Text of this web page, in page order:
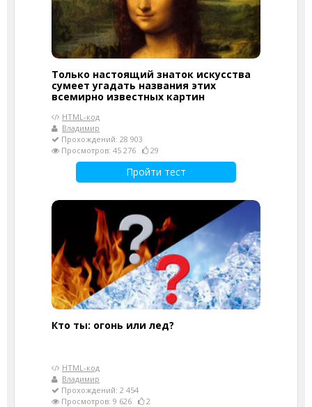
Только настоящий знаток искусства
сумеет угадать названия этих
всемирно известных картин
HTML-код
Владимир
Прохождений: 28 903
Просмотров: 45 276
29
Пройти тест
Кто ты: огонь или лед?
HTML-код
Владимир
Прохождений: 2 454
Просмотров: 9 626
2